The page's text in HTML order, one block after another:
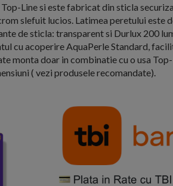
Line si este fabricat din sticla
slefuit lucios. Latimea peretului este
de sticla: transparent si Durlux 200
cu acoperire AquaPerle Standard,
monta doar in combinatie cu o usa
( vezi produsele recomandate).